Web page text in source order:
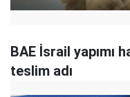
BAE İsrail yapımı
teslim adı